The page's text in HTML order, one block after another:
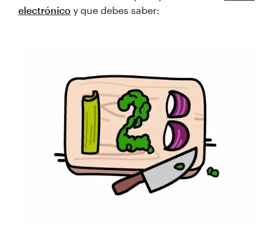
electrónico y que debes saber: